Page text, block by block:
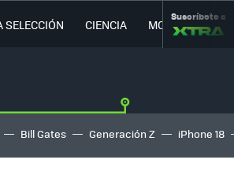
SELECCIÓN CIENCIA MOVILIDAD
Suscríbete a
Bill Gates Generación Z iPhone 18